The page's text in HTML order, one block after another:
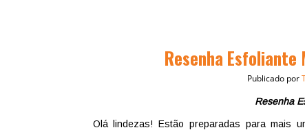
Resenha
Publicado por
Resenha
Olá lindezas! Estão preparadas para mais